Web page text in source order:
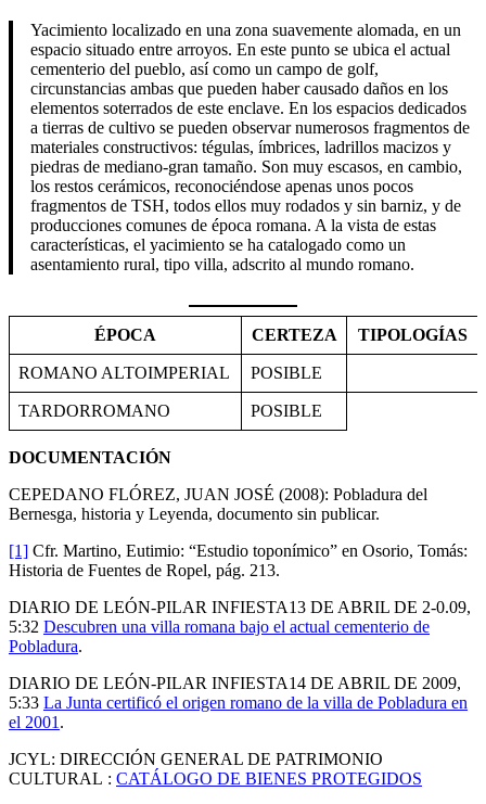
Yacimiento localizado en una zona suavemente alomada, en un
espacio situado entre arroyos. En este punto se ubica el actual
cementerio del pueblo, así como un campo de golf,
circunstancias ambas que pueden haber causado daños en los
elementos soterrados de este enclave. En los espacios dedicados
a tierras de cultivo se pueden observar numerosos fragmentos de
materiales constructivos: tégulas, ímbrices, ladrillos macizos y
piedras de mediano-gran tamaño. Son muy escasos, en cambio,
los restos cerámicos, reconociéndose apenas unos pocos
fragmentos de TSH, todos ellos muy rodados y sin barniz, y de
producciones comunes de época romana. A la vista de estas
características, el yacimiento se ha catalogado como un
asentamiento rural, tipo villa, adscrito al mundo romano.
ÉPOCA CERTEZA TIPOLOGÍAS
ROMANO ALTOIMPERIAL POSIBLE
TARDORROMANO POSIBLE
DOCUMENTACIÓN
CEPEDANO FLÓREZ, JUAN JOSÉ (2008): Pobladura del
Bernesga, historia y Leyenda, documento sin publicar.
[1] Cfr. Martino, Eutimio: “Estudio toponímico” en Osorio, Tomás:
Historia de Fuentes de Ropel, pág. 213.
DIARIO DE LEÓN-PILAR INFIESTA13 DE ABRIL DE 2-0.09,
5:32 Descubren una villa romana bajo el actual cementerio de
Pobladura.
DIARIO DE LEÓN-PILAR INFIESTA14 DE ABRIL DE 2009,
5:33 La Junta certificó el origen romano de la villa de Pobladura en
el 2001 .
JCYL: DIRECCIÓN GENERAL DE PATRIMONIO
CULTURAL : CATÁLOGO DE BIENES PROTEGIDOS